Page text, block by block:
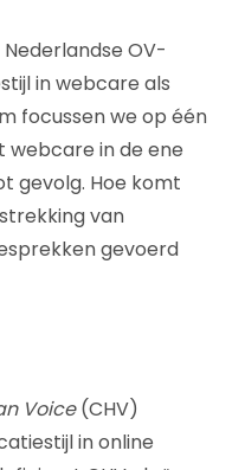
OV-
in webcare als
focussen we op één
in de ene
gevolg. Hoe komt
van
gevoerd
Voice(CHV)
in online